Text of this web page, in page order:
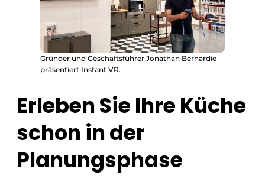
Gründer und Geschäftsführer Jonathan Bernardie
präsentiert Instant VR.
Erleben Sie Ihre Küche
schon in der
Planungsphase